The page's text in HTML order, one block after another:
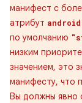
манифест с
атрибут
по умолчанию
низким
значением, это
манифесту, что
Вы должны явно